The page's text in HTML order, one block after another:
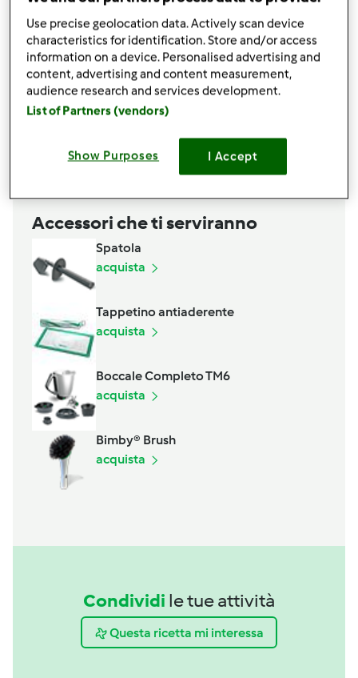
gr
2bustinavaniglia in polvere,Va bene anche la
pasta di Vaniglia
1nessuna informazionearoma di limone,Aroma
limone/arancia/o vaniglia
1
pizzico zafferano in polvere,
Aggiungi alla lista della spesa
Accessori che ti serviranno
Spatola
acquista
Tappetino antiaderente
acquista
Boccale Completo TM6
acquista
Bimby® Brush
acquista
Condividi le tue attività
Questa ricetta mi interessa
Use precise geolocation data. Actively scan device
characteristics for identification. Store and/or access
information on a device. Personalised advertising and
content, advertising and content measurement,
audience research and services development.
List of Partners (vendors)
Show Purposes I Accept